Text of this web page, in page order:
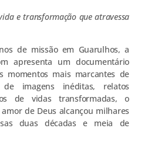
e transformação que atravessa
de missão em Guarulhos, a
apresenta um documentário
momentos mais marcantes de
imagens inéditas, relatos
de vidas transformadas, o
de Deus alcançou milhares
duas décadas e meia de